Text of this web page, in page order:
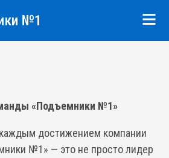
№1
«Подъемники №1»
достижением компании
№1» — это не просто лидер